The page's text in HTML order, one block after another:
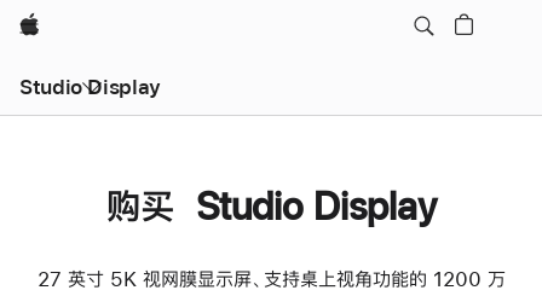
Apple
Studio Display
购买 Studio Display
27 英寸 5K 视网膜显示屏、支持桌上视角功能的 1200 万